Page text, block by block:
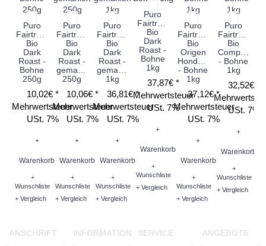
Puro
Fairtrade
Bio
Dark
Roast -
Bohne
250g
10,02€ *
Mehrwertsteuer
USt. 7%
+
Warenkorb
+
Wunschliste
+ Vergleich
Puro
Fairtrade
Bio
Dark
Roast -
gemahlen
250g
10,06€ *
Mehrwertsteuer
USt. 7%
+
Warenkorb
+
Wunschliste
+ Vergleich
Puro
Fairtrade
Bio
Dark
Roast -
gemahlen
1kg
36,81€ *
Mehrwertsteuer
USt. 7%
+
Warenkorb
+
Wunschliste
+ Vergleich
Puro
Fairtrade
Bio
Dark
Roast -
Bohne
1kg
37,87€ *
Mehrwertsteuer
USt. 7%
+
Warenkorb
+
Wunschliste
+ Vergleich
Puro
Fairtrade
Bio
Origen
Honduras
- Bohne
1kg
37,12€ *
Mehrwertsteuer
USt. 7%
+
Warenkorb
+
Wunschliste
+ Vergleich
Puro
Fairtrade
Bio
Compañero
- Bohne
1kg
32,52€ *
USt. 7%
+
Warenkorb
+
Wunschliste
+ Vergleich
ANSCHRIFT
INFORMATION SERVICE ANGEBOTE